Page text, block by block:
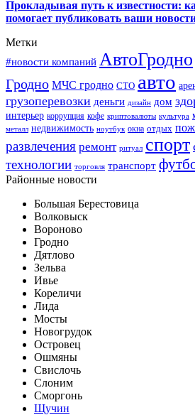
Прокладывая путь к известности:
помогает публиковать ваши
Метки
#новости компаний АвтоГродно
Гродно МЧС гродно СТО авто
грузоперевозки деньги дизайн дом
интерьер коррупция кофе криптовалюты культура
металл недвижимость ноутбук окна отдых
развлечения ремонт ритуал спорт
технологии торговля транспорт
Районные новости
Большая Берестовица
Волковыск
Вороново
Гродно
Дятлово
Зельва
Ивье
Кореличи
Лида
Мосты
Новогрудок
Островец
Ошмяны
Свислочь
Слоним
Сморгонь
Щучин